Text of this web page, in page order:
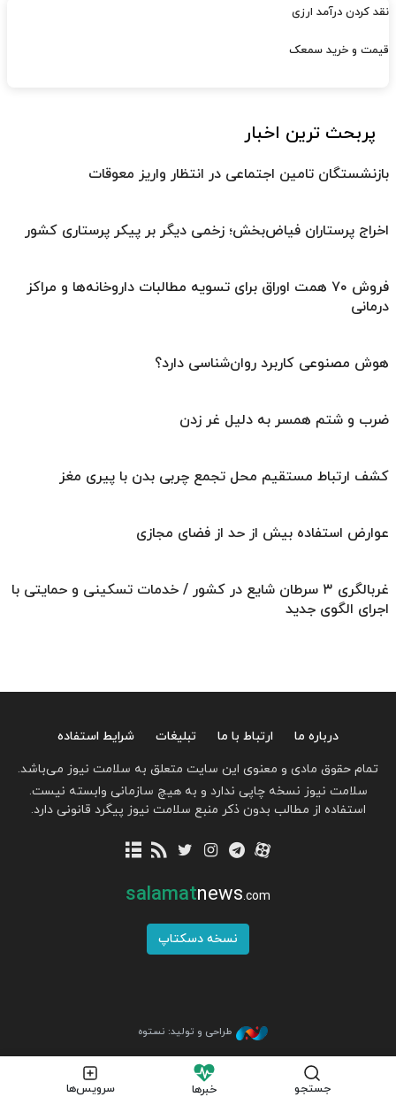
نقد کردن درآمد ارزی
قیمت و خرید سمعک
پربحث ترین اخبار
بازنشستگان تامین اجتماعی در انتظار واریز معوقات
اخراج پرستاران فیاض‌بخش؛ زخمی دیگر بر پیکر پرستاری کشور
فروش ۷۰ همت اوراق برای تسویه مطالبات داروخانه‌ها و مراکز
درمانی
هوش مصنوعی کاربرد روان‌شناسی دارد؟
ضرب و شتم همسر به دلیل غر زدن
کشف ارتباط مستقیم محل تجمع چربی بدن با پیری مغز
عوارض استفاده بیش از حد از فضای مجازی
غربالگری ۳ سرطان شایع در کشور / خدمات تسکینی و حمایتی با
اجرای الگوی جدید
جستجو خبرها سرویس‌ها
درباره ما ارتباط با ما تبلیغات
شرایط استفاده
تمام حقوق مادی و معنوی این سایت متعلق به سلامت نیوز می‌باشد.
سلامت نیوز نسخه چاپی ندارد و به هیچ سازمانی وابسته نیست.
استفاده از مطالب بدون ذکر منبع سلامت نیوز پیگرد قانونی دارد.
salamatnews.com
نسخه دسکتاپ
طراحی و تولید: نستوه